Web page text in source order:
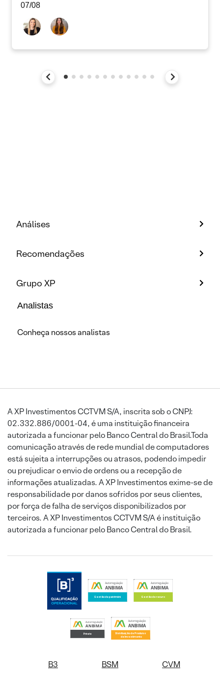
07/08
Análises
Recomendações
Grupo XP
Analistas
Conheça nossos analistas
A XP Investimentos CCTVM S/A, inscrita sob o CNPJ:
02.332.886/0001-04, é uma instituição financeira
autorizada a funcionar pelo Banco Central do Brasil.Toda
comunicação através de rede mundial de computadores
está sujeita a interrupções ou atrasos, podendo impedir
ou prejudicar o envio de ordens ou a recepção de
informações atualizadas. A XP Investimentos exime-se de
responsabilidade por danos sofridos por seus clientes,
por força de falha de serviços disponibilizados por
terceiros. A XP Investimentos CCTVM S/A é instituição
autorizada a funcionar pelo Banco Central do Brasil.
B3 BSM CVM